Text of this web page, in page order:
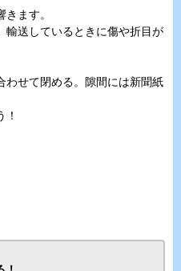
ます。
輸送しているときに傷や折目が
わせて閉める。隙間には新聞紙